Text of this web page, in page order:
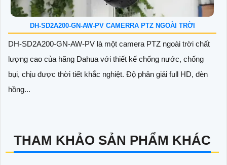
DH-SD2A200-GN-AW-PV CAMERRA PTZ NGOÀI TRỜI
DH-SD2A200-GN-AW-PV là một camera PTZ ngoài trời chất
lượng cao của hãng Dahua với thiết kế chống nước, chống
bụi, chịu được thời tiết khắc nghiệt. Độ phân giải full HD, đèn
hồng...
THAM KHẢO SẢN PHẨM KHÁC